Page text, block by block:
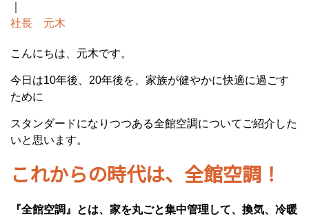
社長 元木
こんにちは、元木です。
今日は10年後、20年後を、家族が健やかに快適に過ごす
ために
スタンダードになりつつある全館空調についてご紹介した
いと思います。
これからの時代は、全館空調！
『全館空調』とは、家を丸ごと集中管理して、換気、冷暖